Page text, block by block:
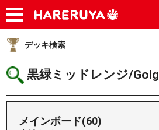
ショップ
買取
記事
デッキ検索
デッキ構築
選手一覧
店舗一覧
イベント
ヘルプ
お問い合わせ ログイン／会
デッキ検索
黒緑ミッドレンジ/
メインボード(60)